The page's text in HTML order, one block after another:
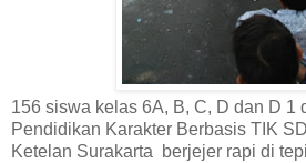
156 siswa kelas 6A, B, C, D dan D 1
Pendidikan Karakter Berbasis TIK
Ketelan Surakarta berjejer rapi di